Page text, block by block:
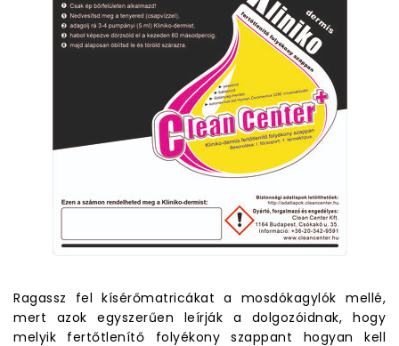
Ragassz fel kísérőmatricákat a mosdókagylók mellé,
mert azok egyszerűen leírják a dolgozóidnak, hogy
melyik fertőtlenítő folyékony szappant hogyan kell